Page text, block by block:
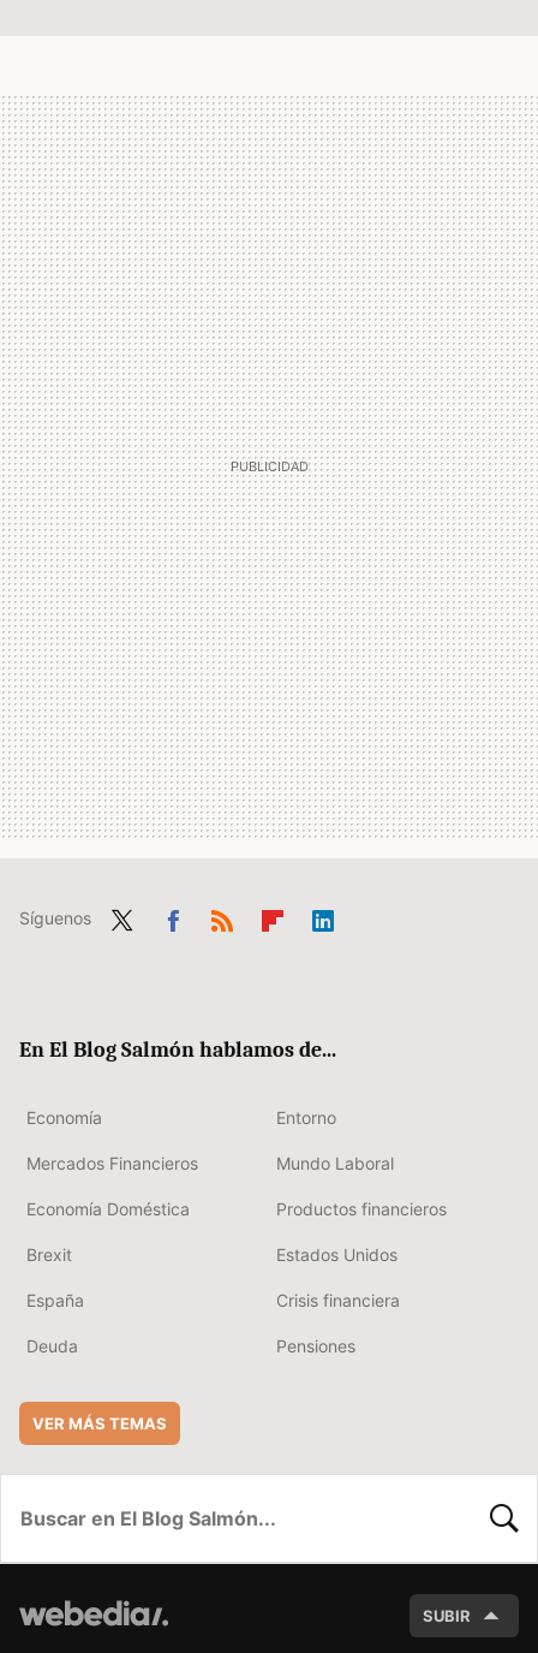
Síguenos
En El Blog Salmón hablamos de...
Economía Entorno
Mercados Financieros Mundo Laboral
Economía Doméstica Productos financieros
Brexit Estados Unidos
España Crisis financiera
Deuda Pensiones
VER MÁS TEMAS
SUBIR